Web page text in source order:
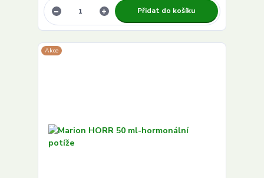
Přidat do košíku
Akce